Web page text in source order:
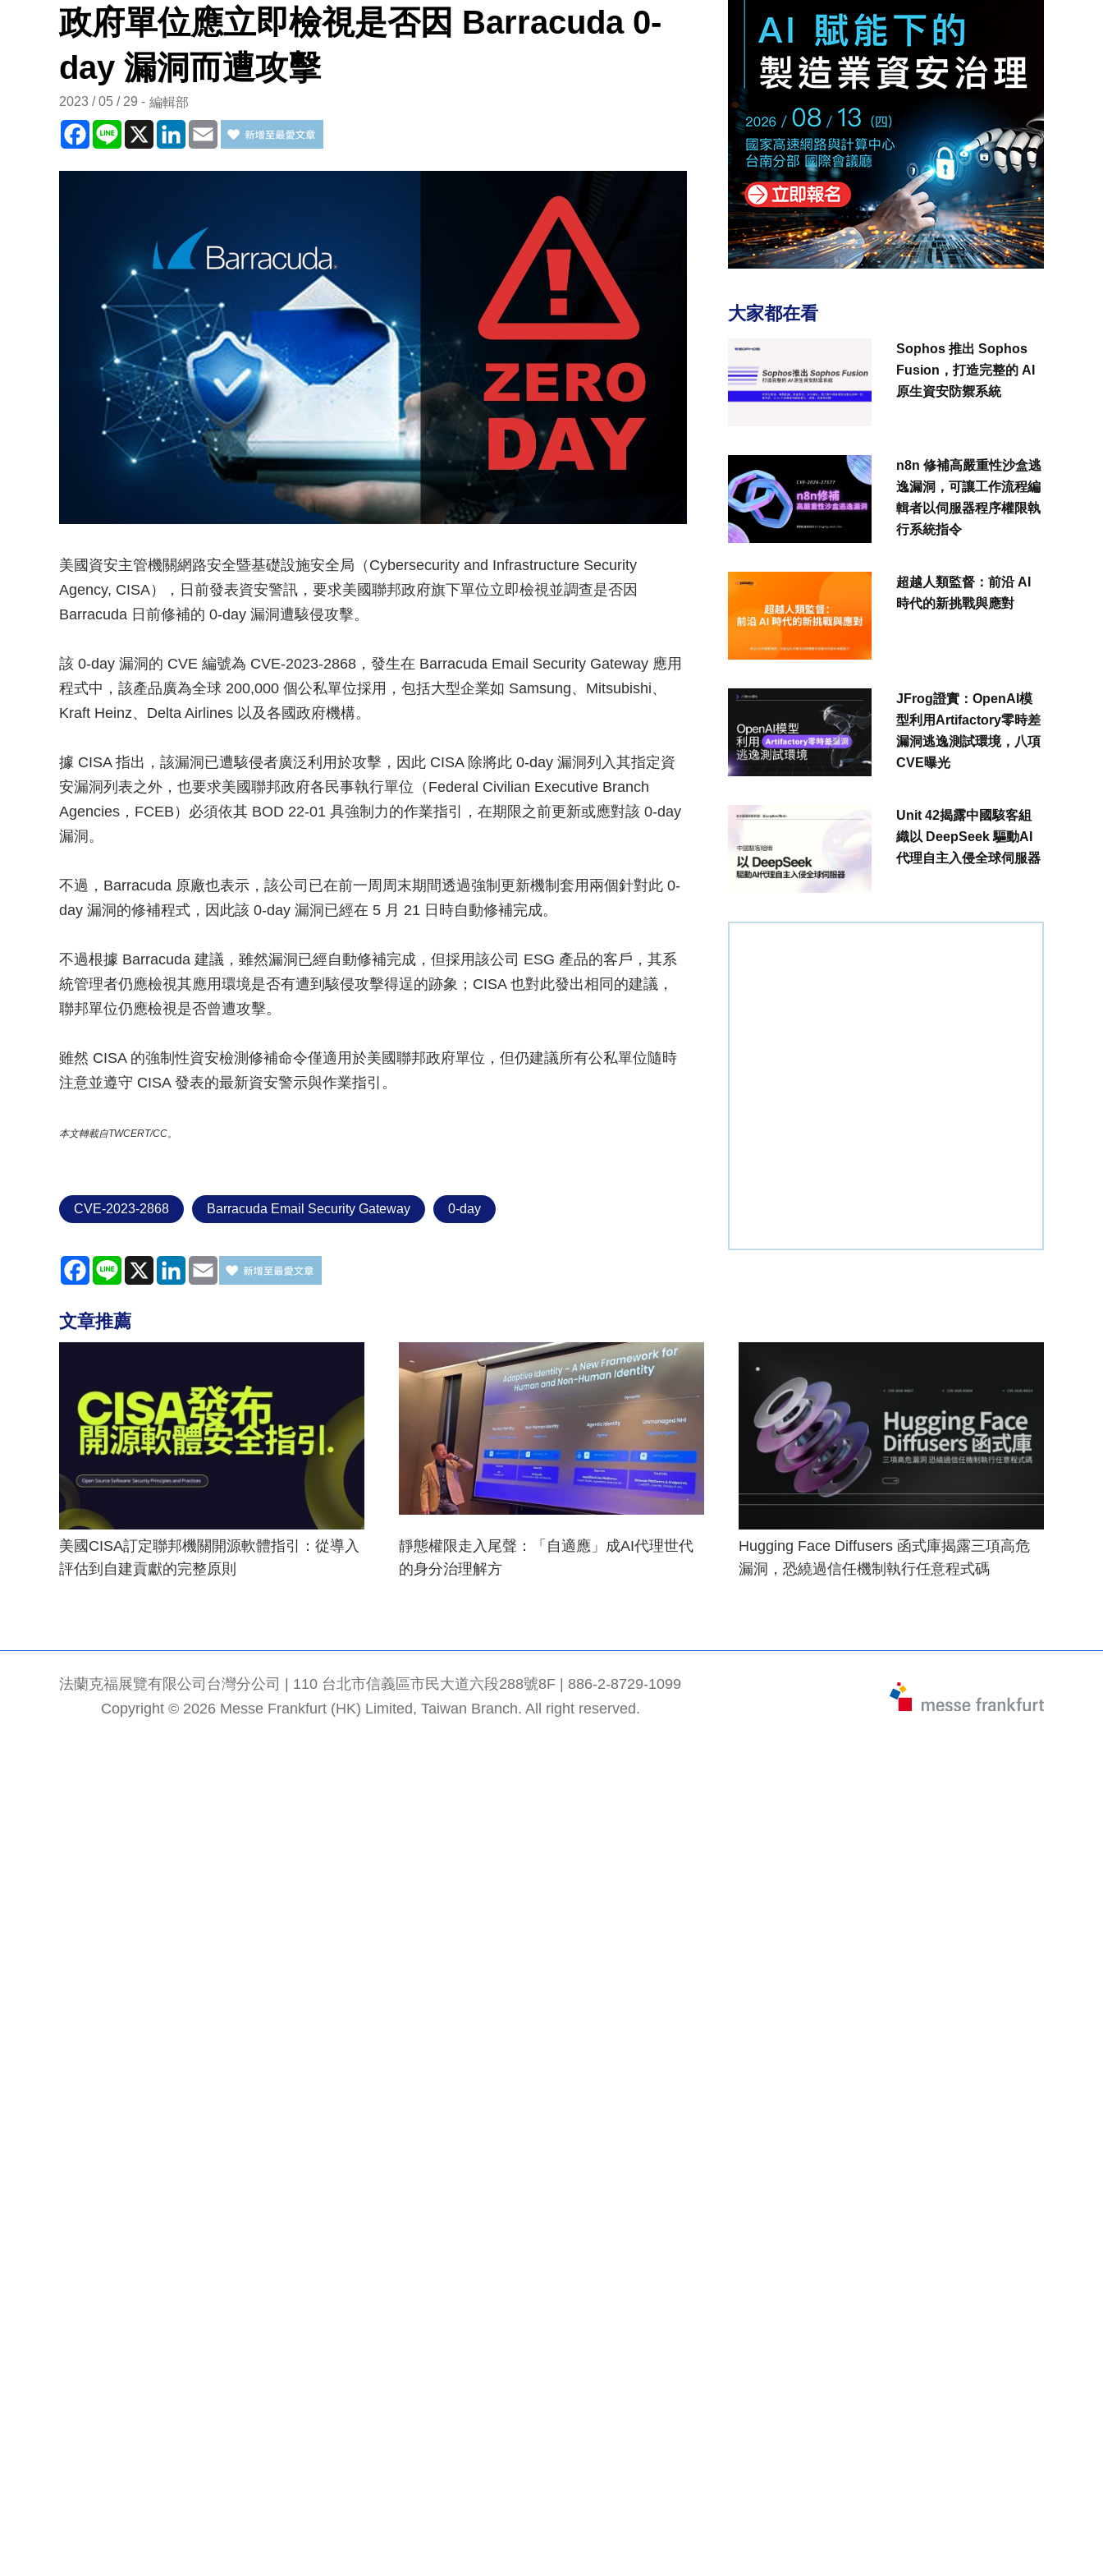
政府單位應立即檢視是否因 Barracuda 0-
day 漏洞而遭攻擊
2023 / 05 / 29 編輯部
Facebook
Line X LinkedInEmail
美國資安主管機關網路安全暨基礎設施安全局（Cybersecurity and Infrastructure Security
Agency, CISA），日前發表資安警訊，要求美國聯邦政府旗下單位立即檢視並調查是否因
Barracuda 日前修補的 0-day 漏洞遭駭侵攻擊。
該 0-day 漏洞的 CVE 編號為 CVE-2023-2868，發生在 Barracuda Email Security Gateway 應用
程式中，該產品廣為全球 200,000 個公私單位採用，包括大型企業如 Samsung、Mitsubishi、
Kraft Heinz、Delta Airlines 以及各國政府機構。
據 CISA 指出，該漏洞已遭駭侵者廣泛利用於攻擊，因此 CISA 除將此 0-day 漏洞列入其指定資
安漏洞列表之外，也要求美國聯邦政府各民事執行單位（Federal Civilian Executive Branch
Agencies，FCEB）必須依其 BOD 22-01 具強制力的作業指引，在期限之前更新或應對該 0-day
漏洞。
不過，Barracuda 原廠也表示，該公司已在前一周周末期間透過強制更新機制套用兩個針對此 0-
day 漏洞的修補程式，因此該 0-day 漏洞已經在 5 月 21 日時自動修補完成。
不過根據 Barracuda 建議，雖然漏洞已經自動修補完成，但採用該公司 ESG 產品的客戶，其系
統管理者仍應檢視其應用環境是否有遭到駭侵攻擊得逞的跡象；CISA 也對此發出相同的建議，
聯邦單位仍應檢視是否曾遭攻擊。
雖然 CISA 的強制性資安檢測修補命令僅適用於美國聯邦政府單位，但仍建議所有公私單位隨時
注意並遵守 CISA 發表的最新資安警示與作業指引。
本文轉載自TWCERT/CC。
CVE-2023-2868 Barracuda Email Security Gateway 0-day
Facebook
Line X LinkedInEmail
大家都在看
Sophos 推出 Sophos
Fusion，打造完整的 AI
原生資安防禦系統
n8n 修補高嚴重性沙盒逃
逸漏洞，可讓工作流程編
輯者以伺服器程序權限執
行系統指令
超越人類監督：前沿 AI
時代的新挑戰與應對
JFrog證實：OpenAI模
型利用Artifactory零時差
漏洞逃逸測試環境，八項
CVE曝光
Unit 42揭露中國駭客組
織以 DeepSeek 驅動AI
代理自主入侵全球伺服器
文章推薦
美國CISA訂定聯邦機關開源軟體指引：從導入
評估到自建貢獻的完整原則
靜態權限走入尾聲：「自適應」成AI代理世代
的身分治理解方
Hugging Face Diffusers 函式庫揭露三項高危
漏洞，恐繞過信任機制執行任意程式碼
法蘭克福展覽有限公司台灣分公司 | 110 台北市信義區市民大道六段288號8F | 886-2-8729-1099
Copyright © 2026 Messe Frankfurt (HK) Limited, Taiwan Branch. All right reserved.